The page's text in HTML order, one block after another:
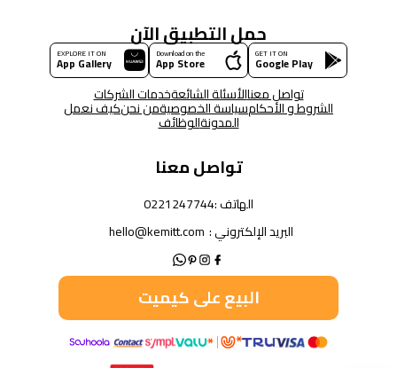
حمل التطبيق الآن
GET IT ON
Google Play
Download on the
App Store
EXPLORE IT ON
App Gallery
تواصل معناالأسئلة الشائعةخدمات الشركات
الشروط و الأحكامسياسة الخصوصيةمن نحنكيف نعمل
المدونةالوظائف
تواصل معنا
الهاتف :0221247744
البريد الإلكتروني : hello@kemitt.com
البيع على كيميت